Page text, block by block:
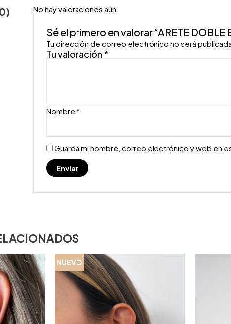
No hay valoraciones aún.
Sé el primero en valorar “ARETE DOBLE
Tu dirección de correo electrónico no será
Tu valoración *
Nombre*
Guarda mi nombre, correo electrónico y web en
NUEVO